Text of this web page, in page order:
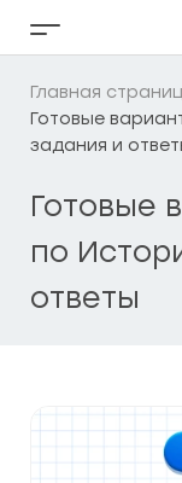
Кнопка
бокового
меню
Главная
Готовые
задания и
Готовые
по
ответы